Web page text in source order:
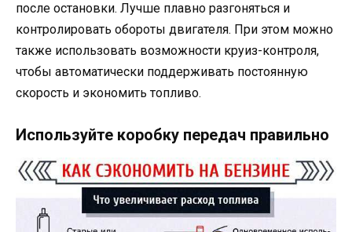
после остановки. Лучше плавно разгоняться и
контролировать обороты двигателя. При этом можно
также использовать возможности круиз-контроля,
чтобы автоматически поддерживать постоянную
скорость и экономить топливо.
Используйте коробку передач правильно